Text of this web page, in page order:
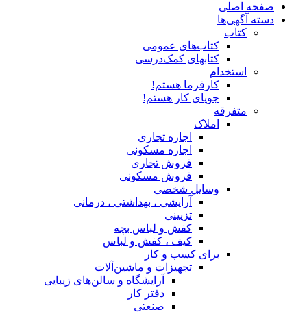
صفحه اصلی
دسته آگهی‌ها
کتاب
کتاب‌های عمومی
کتابهای کمک‌درسی
استخدام
کارفرما هستم!
جویای کار هستم!
متفرقه
املاک
اجاره تجاری
اجاره مسکونی
فروش تجاری
فروش مسکونی
وسایل شخصی
آرایشی ، بهداشتی ، درمانی
تزیینی
کفش و لباس بچه
کیف ، کفش و لباس
برای کسب و کار
تجهیزات و ماشین‌آلات
آرایشگاه و سالن‌های زیبایی
دفتر کار
صنعتی